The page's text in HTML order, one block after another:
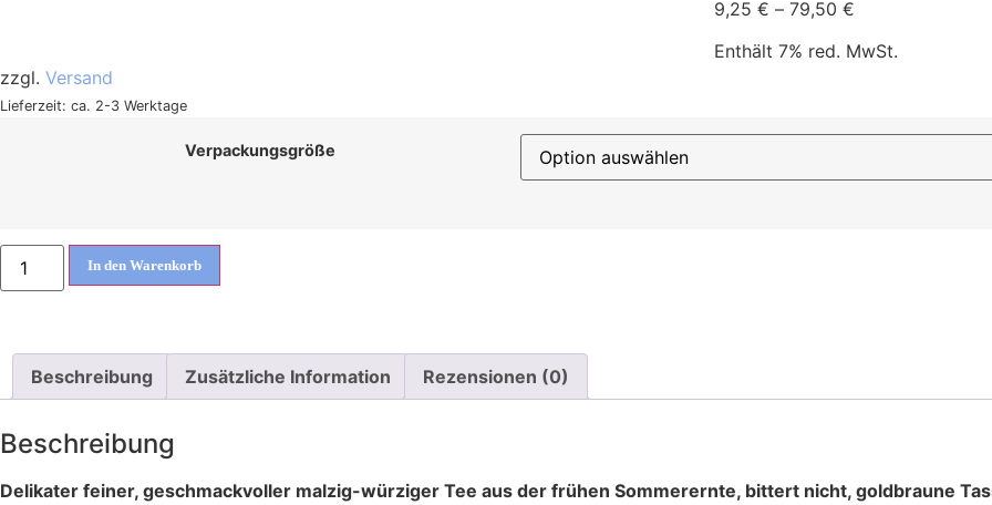
9,25€ –79,50€
Enthält 7% red. MwSt.
zzgl. Versand
Lieferzeit: ca. 2-3 Werktage
Verpackungsgröße
In den Warenkorb
Beschreibung Zusätzliche Information Rezensionen (0)
Beschreibung
Delikater feiner, geschmackvoller malzig-würziger Tee aus der frühen Sommerernte, bittert nicht, goldbraune